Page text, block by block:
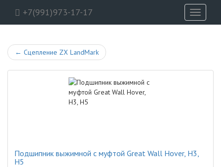
+7(991)973-17-17
Toggle
← Сцепление ZX LandMark
Подшипник выжимной с муфтой Great Wall Hover, H3,
H5